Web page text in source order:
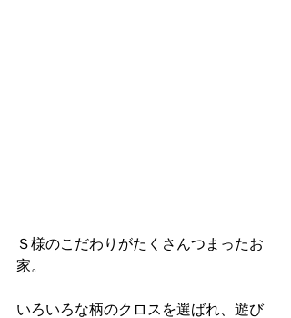
Ｓ様のこだわりがたくさんつまったお
家。
いろいろな柄のクロスを選ばれ、遊び